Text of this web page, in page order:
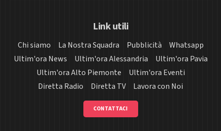
Link utili
Chi siamo La Nostra Squadra Pubblicità
Whatsapp
Ultim'ora News
Ultim'ora Alessandria
Ultim'ora Pavia
Ultim'ora Alto Piemonte
Ultim'ora Eventi
Diretta Radio
Diretta TV Lavora con Noi
CONTATTACI